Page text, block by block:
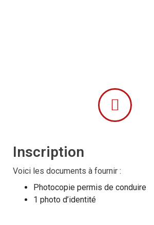
Inscription
Voici les documents à fournir :
Photocopie permis de conduire
1 photo d’identité